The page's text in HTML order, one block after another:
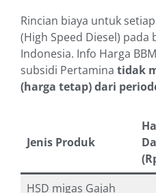
Rincian biaya untuk
(High Speed Diesel)
Indonesia. Info Harga
subsidi Pertamina tidak
(harga tetap) dari
Jenis Produk
HSD migas Gajah